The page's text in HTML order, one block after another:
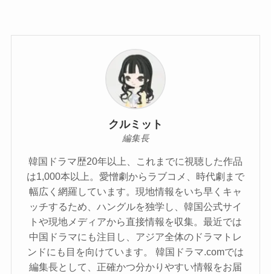
クルミット
編集長
韓国ドラマ歴20年以上、これまでに視聴した作品
は1,000本以上。愛憎劇からラブコメ、時代劇まで
幅広く網羅しています。現地情報をいち早くキャ
ッチするため、ハングルを独学し、韓国公式サイ
トや現地メディアから直接情報を収集。最近では
中国ドラマにも注目し、アジア全体のドラマトレ
ンドにも目を向けています。 韓国ドラマ.comでは
編集長として、正確かつ分かりやすい情報をお届